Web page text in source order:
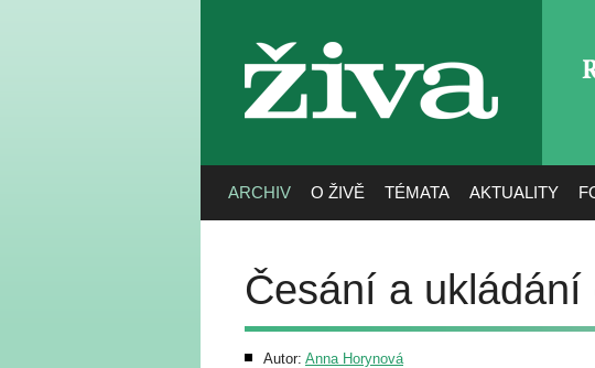
živa
ARCHIV O ŽIVĚ TÉMATA AKTUALITY
Česání a
Autor: Anna Horynová